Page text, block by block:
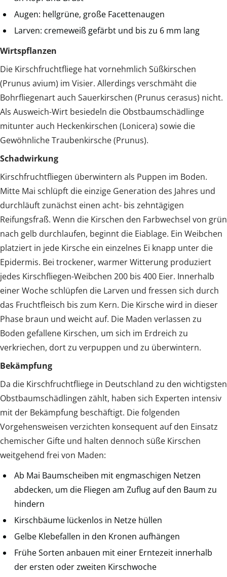
Augen: hellgrüne, große Facettenaugen
Larven: cremeweiß gefärbt und bis zu 6 mm lang
Wirtspflanzen
Die Kirschfruchtfliege hat vornehmlich Süßkirschen
(Prunus avium) im Visier. Allerdings verschmäht die
Bohrfliegenart auch Sauerkirschen (Prunus cerasus) nicht.
Als Ausweich-Wirt besiedeln die Obstbaumschädlinge
mitunter auch Heckenkirschen (Lonicera) sowie die
Gewöhnliche Traubenkirsche (Prunus).
Schadwirkung
Kirschfruchtfliegen überwintern als Puppen im Boden.
Mitte Mai schlüpft die einzige Generation des Jahres und
durchläuft zunächst einen acht- bis zehntägigen
Reifungsfraß. Wenn die Kirschen den Farbwechsel von grün
nach gelb durchlaufen, beginnt die Eiablage. Ein Weibchen
platziert in jede Kirsche ein einzelnes Ei knapp unter die
Epidermis. Bei trockener, warmer Witterung produziert
jedes Kirschfliegen-Weibchen 200 bis 400 Eier. Innerhalb
einer Woche schlüpfen die Larven und fressen sich durch
das Fruchtfleisch bis zum Kern. Die Kirsche wird in dieser
Phase braun und weicht auf. Die Maden verlassen zu
Boden gefallene Kirschen, um sich im Erdreich zu
verkriechen, dort zu verpuppen und zu überwintern.
Bekämpfung
Da die Kirschfruchtfliege in Deutschland zu den wichtigsten
Obstbaumschädlingen zählt, haben sich Experten intensiv
mit der Bekämpfung beschäftigt. Die folgenden
Vorgehensweisen verzichten konsequent auf den Einsatz
chemischer Gifte und halten dennoch süße Kirschen
weitgehend frei von Maden:
Ab Mai Baumscheiben mit engmaschigen Netzen
abdecken, um die Fliegen am Zuflug auf den Baum zu
hindern
Kirschbäume lückenlos in Netze hüllen
Gelbe Klebefallen in den Kronen aufhängen
Frühe Sorten anbauen mit einer Erntezeit innerhalb
der ersten oder zweiten Kirschwoche